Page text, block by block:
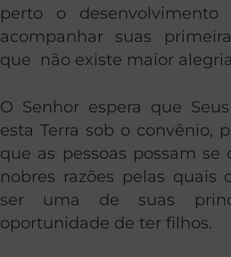
perto o
acompanhar suas
que não existe maior
O Senhor espera que
esta Terra sob o convênio,
que as pessoas possam se
nobres razões pelas quais
ser uma de suas
oportunidade de ter filhos.